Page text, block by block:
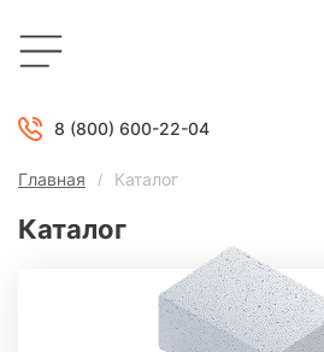
8 (800) 600-22-04
Главная Каталог
Каталог